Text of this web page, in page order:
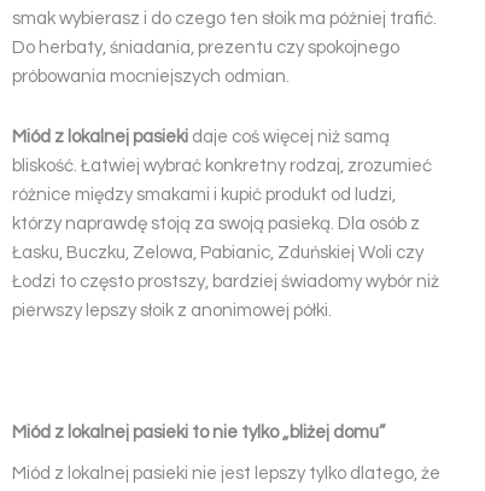
smak wybierasz i do czego ten słoik ma później trafić.
Do herbaty, śniadania, prezentu czy spokojnego
próbowania mocniejszych odmian.
Miód z lokalnej pasieki daje coś więcej niż samą
bliskość. Łatwiej wybrać konkretny rodzaj, zrozumieć
różnice między smakami i kupić produkt od ludzi,
którzy naprawdę stoją za swoją pasieką. Dla osób z
Łasku, Buczku, Zelowa, Pabianic, Zduńskiej Woli czy
Łodzi to często prostszy, bardziej świadomy wybór niż
pierwszy lepszy słoik z anonimowej półki.
Miód z lokalnej pasieki to nie tylko „bliżej domu”
Miód z lokalnej pasieki nie jest lepszy tylko dlatego, że